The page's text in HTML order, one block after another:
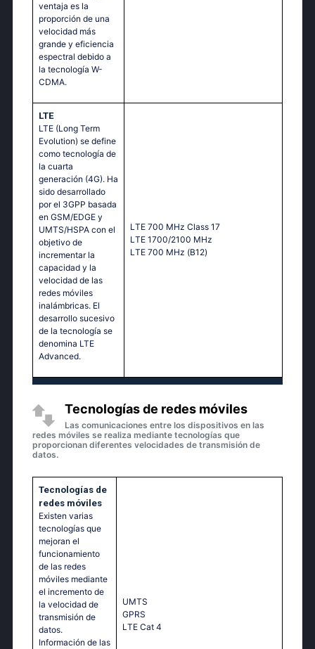
ventaja es la
proporción de una
velocidad más
grande y eficiencia
espectral debido a
la tecnología W-
CDMA.
LTE
LTE (Long Term
Evolution) se define
como tecnología de
la cuarta
generación (4G). Ha
sido desarrollado
por el 3GPP basada
en GSM/EDGE y
UMTS/HSPA con el
objetivo de
incrementar la
capacidad y la
velocidad de las
redes móviles
inalámbricas. El
desarrollo sucesivo
de la tecnología se
denomina LTE
Advanced.
LТЕ 700 МНz Сlаss 17
LТЕ 1700/2100 МНz
LТЕ 700 МНz (В12)
Tecnologías de redes móviles
Las comunicaciones entre los dispositivos en las
redes móviles se realiza mediante tecnologías que
proporcionan diferentes velocidades de transmisión de
datos.
Tecnologías de
redes móviles
Existen varias
tecnologías que
mejoran el
funcionamiento
de las redes
móviles mediante
el incremento de
la velocidad de
transmisión de
datos.
Información de las
UМТS
GРRS
LТЕ Саt 4